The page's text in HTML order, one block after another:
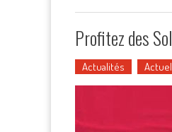
Profitez des
Actualités